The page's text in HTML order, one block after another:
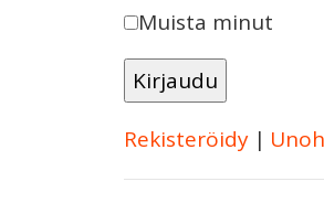
Muista minut
Rekisteröidy |